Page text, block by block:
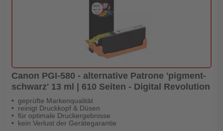
Canon PGI-580 - alternative Patrone 'pigment-
schwarz' 13 ml | 610 Seiten - Digital Revolution
geprüfte Markenqualität
reinigt Druckkopf & Düsen
für optimale Druckergebnisse
kein Verlust der Gerätegarantie